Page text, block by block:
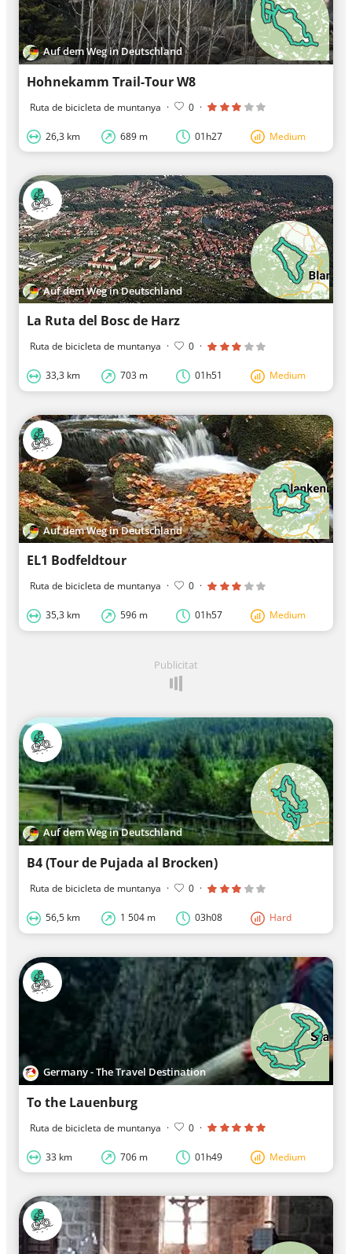
Auf dem Weg in Deutschland
Hohnekamm Trail-Tour W8
Ruta de bicicleta de muntanya · 0 ·
26,3 km 689 m 01h27 Medium
Auf dem Weg in Deutschland
La Ruta del Bosc de Harz
Ruta de bicicleta de muntanya · 0 ·
33,3 km 703 m 01h51 Medium
Auf dem Weg in Deutschland
EL1 Bodfeldtour
Ruta de bicicleta de muntanya · 0 ·
35,3 km 596 m 01h57 Medium
Publicitat
Auf dem Weg in Deutschland
B4 (Tour de Pujada al Brocken)
Ruta de bicicleta de muntanya · 0 ·
56,5 km 1 504 m 03h08 Hard
Germany - The Travel Destination
To the Lauenburg
Ruta de bicicleta de muntanya · 0 ·
33 km 706 m 01h49 Medium